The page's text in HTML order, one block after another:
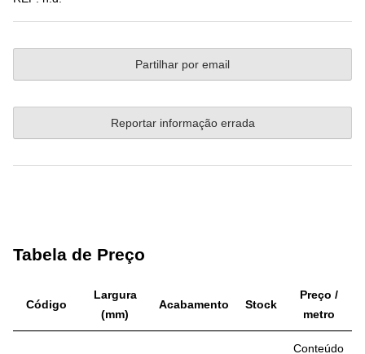
Partilhar por email
Reportar informação errada
Tabela de Preço
Código
Largura
(mm)
Acabamento Stock
Preço /
metro
Conteúdo